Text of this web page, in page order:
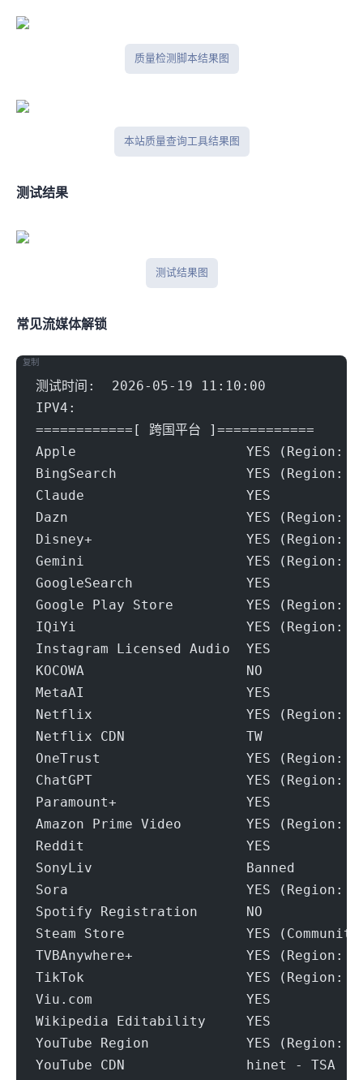
IP质量检测脚本结果图
本站IP质量查询工具结果图
IPlark测试结果
iplark测试结果图
常见流媒体解锁
测试时间:  2026-05-19 11:10:00
IPV4:
============[ 跨国平台 ]============
Apple                     YES (Region:
BingSearch                YES (Region:
Claude                    YES
Dazn                      YES (Region:
Disney+                   YES (Region:
Gemini                    YES (Region:
GoogleSearch              YES
Google Play Store         YES (Region:
IQiYi                     YES (Region:
Instagram Licensed Audio  YES
KOCOWA                    NO
MetaAI                    YES
Netflix                   YES (Region:
Netflix CDN               TW
OneTrust                  YES (Region: TW
ChatGPT                   YES (Region:
Paramount+                YES
Amazon Prime Video        YES (Region:
Reddit                    YES
SonyLiv                   Banned
Sora                      YES (Region:
Spotify Registration      NO
Steam Store               YES (Community
TVBAnywhere+              YES (Region:
TikTok                    YES (Region:
Viu.com                   YES
Wikipedia Editability     YES
YouTube Region            YES (Region:
YouTube CDN               hinet - TSA
复制